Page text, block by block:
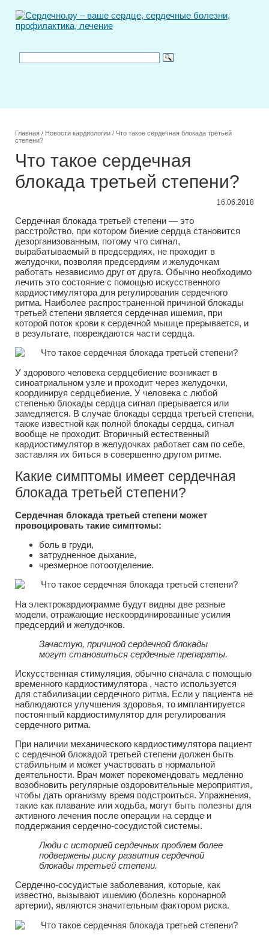
Главная / Новости кардиологии / Что такое сердечная блокада третьей
степени?
Что такое сердечная
блокада третьей степени?
16.06.2018
Сердечная блокада третьей степени — это
расстройство, при котором биение сердца становится
дезорганизованным, потому что сигнал,
вырабатываемый в предсердиях, не проходит в
желудочки, позволяя предсердиям и желудочкам
работать независимо друг от друга. Обычно необходимо
лечить это состояние с помощью искусственного
кардиостимулятора для регулирования сердечного
ритма. Наиболее распространенной причиной блокады
третьей степени является сердечная ишемия, при
которой поток крови к сердечной мышце прерывается, и
в результате, повреждаются части сердца.
У здорового человека сердцебиение возникает в
синоатриальном узле и проходит через желудочки,
координируя сердцебиение. У человека с любой
степенью блокады сердца сигнал прерывается или
замедляется. В случае блокады сердца третьей степени,
также известной как полной блокады сердца, сигнал
вообще не проходит. Вторичный естественный
кардиостимулятор в желудочках работает сам по себе,
заставляя их биться в совершенно другом ритме.
Какие симптомы имеет сердечная
блокада третьей степени?
Сердечная блокада третьей степени может
провоцировать такие симптомы:
боль в груди,
затрудненное дыхание,
чрезмерное потоотделение.
На электрокардиограмме будут видны две разные
модели, отражающие нескоординированные усилия
предсердий и желудочков.
Зачастую, причиной сердечной блокады
могут становиться сердечные препараты.
Искусственная стимуляция, обычно сначала с помощью
временного кардиостимулятора , часто используется
для стабилизации сердечного ритма. Если у пациента не
наблюдаются улучшения здоровья, то имплантируется
постоянный кардиостимулятор для регулирования
сердечного ритма.
При наличии механического кардиостимулятора пациент
с сердечной блокадой третьей степени должен быть
стабильным и может участвовать в нормальной
деятельности. Врач может порекомендовать медленно
возобновить регулярные оздоровительные мероприятия,
чтобы дать организму время подстроиться. Упражнения,
такие как плавание или ходьба, могут быть полезны для
активного лечения после операции на сердце и
поддержания сердечно-сосудистой системы.
Люди с историей сердечных проблем более
подвержены риску развития сердечной
блокады третьей степени.
Сердечно-сосудистые заболевания, которые, как
известно, вызывают ишемию (болезнь коронарной
артерии), являются значительным фактором риска.